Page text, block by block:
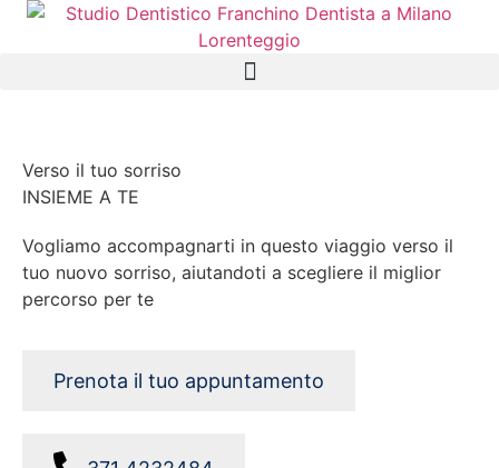
Verso il tuo sorriso
INSIEME A TE
Vogliamo accompagnarti in questo viaggio verso il
tuo nuovo sorriso, aiutandoti a scegliere il miglior
percorso per te
Prenota il tuo appuntamento